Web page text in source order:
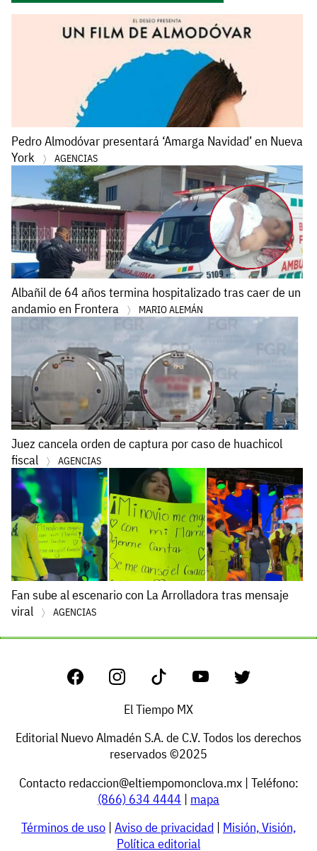
Pedro Almodóvar presentará ‘Amarga Navidad’ en Nueva
York
AGENCIAS
Albañil de 64 años termina hospitalizado tras caer de un
andamio en Frontera
MARIO ALEMÁN
Juez cancela orden de captura por caso de huachicol
fiscal
AGENCIAS
Fan sube al escenario con La Arrolladora tras mensaje
viral
AGENCIAS
El Tiempo MX
Editorial Nuevo Almadén S.A. de C.V. Todos los derechos
reservados ©2025
Contacto redaccion@eltiempomonclova.mx| Teléfono:
(866) 634 4444 | mapa
Términos de uso | Aviso de privacidad | Misión, Visión,
Política editorial